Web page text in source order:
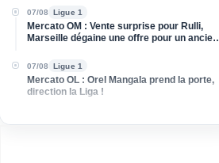
07/08 Ligue 1
Mercato OM : Vente surprise pour Rulli,
Marseille dégaine une offre pour un ancien
07/08 Ligue 1
Mercato OL : Orel Mangala prend la porte,
direction la Liga !